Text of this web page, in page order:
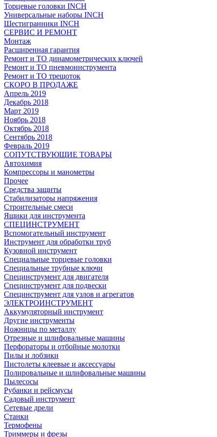
Торцевые головки INCH
Универсальные наборы INCH
Шестигранники INCH
СЕРВИС И РЕМОНТ
Монтаж
Расширенная гарантия
Ремонт и ТО динамометрических ключей
Ремонт и ТО пневмоинструмента
Ремонт и ТО трещоток
СКОРО В ПРОДАЖЕ
Апрель 2019
Декабрь 2018
Март 2019
Ноябрь 2018
Октябрь 2018
Сентябрь 2018
Февраль 2019
СОПУТСТВУЮЩИЕ ТОВАРЫ
Автохимия
Компрессоры и манометры
Прочее
Средства защиты
Стабилизаторы напряжения
Строительные смеси
Ящики для инструмента
СПЕЦИНСТРУМЕНТ
Вспомогательный инструмент
Инструмент для обработки труб
Кузовной инструмент
Специальные торцевые головки
Специальные трубные ключи
Специнструмент для двигателя
Специнструмент для подвески
Специнструмент для узлов и агрегатов
ЭЛЕКТРОИНСТРУМЕНТ
Аккумуляторный инструмент
Другие инструменты
Ножницы по металлу
Отрезные и шлифовальные машины
Перфораторы и отбойные молотки
Пилы и лобзики
Пистолеты клеевые и аксессуары
Полировальные и шлифовальные машины
Пылесосы
Рубанки и рейсмусы
Садовый инструмент
Сетевые дрели
Станки
Термофены
Триммеры и фрезы